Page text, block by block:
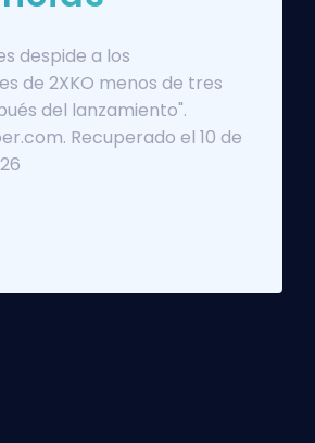
despide a los
de 2XKO menos de tres
del lanzamiento".
Recuperado el 10 de